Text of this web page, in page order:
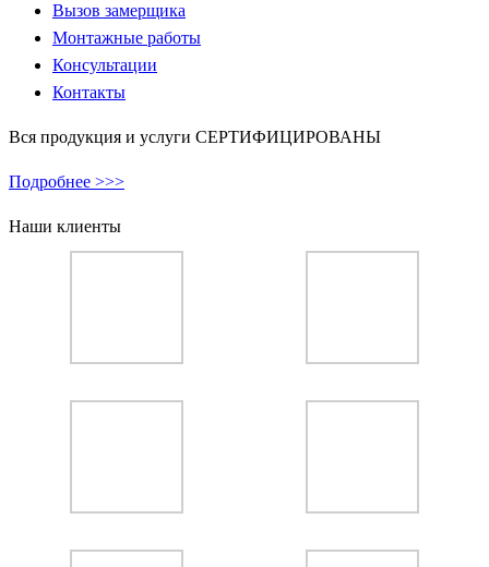
Вызов замерщика
Монтажные работы
Консультации
Контакты
Вся продукция и услуги СЕРТИФИЦИРОВАНЫ
Подробнее >>>
Наши клиенты